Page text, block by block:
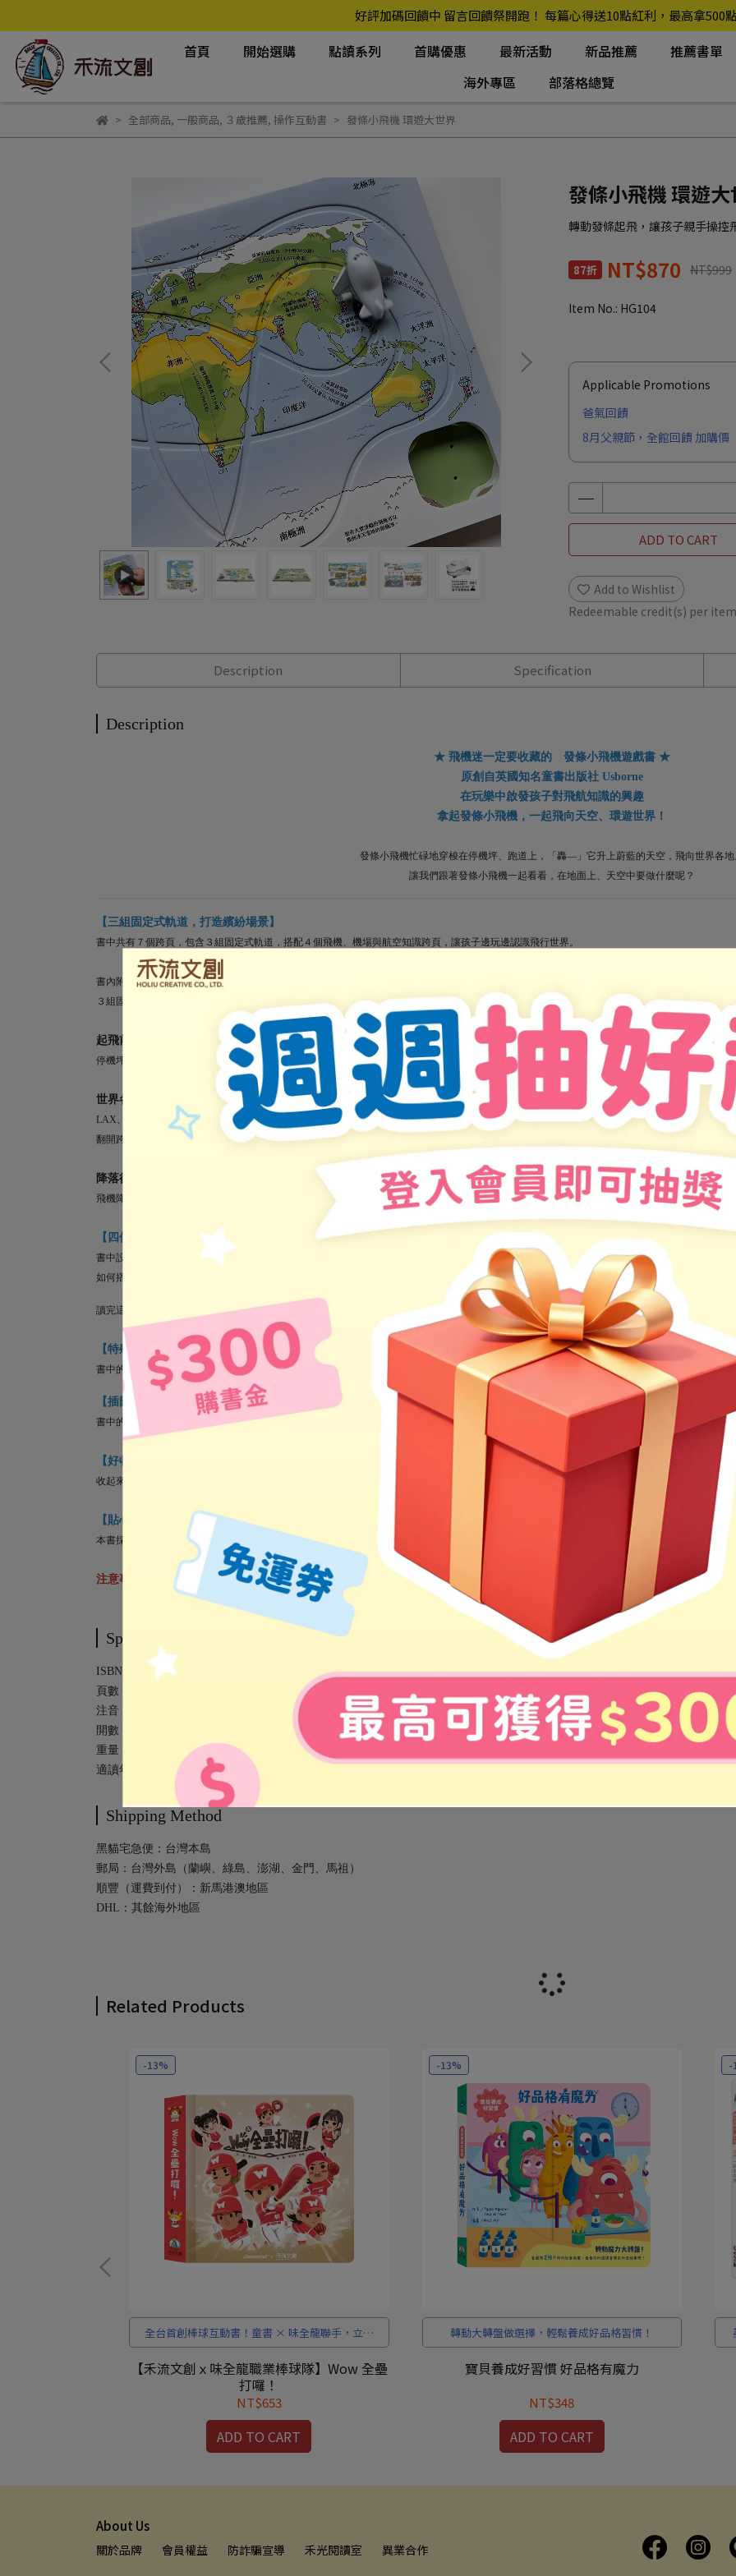
好評加碼回饋中 留言回饋祭開跑！ 每篇心得送10點紅利，最高拿500
首頁 開始選購 點讀系列 首購優惠 最新活動 新品推薦
推薦書單
海外專區
部落格總覽
全部商品, 一般商品, ３歲推薦, 操作互動書 發條小飛機 環遊大世界
發條小飛機 環遊
轉動發條起飛，讓孩子親手操控
87折 NT$870 NT$999
Item No.: HG104
Applicable Promotions
爸氣回饋
8月父親節，全館回饋 加購價
ADD TO CART
Add to Wishlist
Redeemable credit(s) per
Description Specification
Description
★ 飛機迷一定要收藏的 發條小飛機遊戲書 ★
原創自英國知名童書出版社 Usborne
在玩樂中啟發孩子對飛航知識的興趣
拿起發條小飛機，一起飛向天空、環遊世界！
發條小飛機忙碌地穿梭在停機坪、跑道上，「轟—」它升上蔚藍的天空，飛向世界各地
讓我們跟著發條小飛機一起看看，在地面上、天空中要做什麼呢？
【三組固定式軌道，打造繽紛場景】
書中共有７個跨頁，包含３組固定式軌道，搭配４個飛機、機場與航空知識跨頁，讓孩子邊玩邊認識飛行世界。
書內附上一台小飛機，孩子只要把小飛機放上軌道滑行，就能體會起飛、在空中飛行、以及降落的樂趣。
３組固定式軌道含停機坪跑道、空中航線、降落航道：
起飛前的停機坪與跑道：
停機坪停了好多飛機！加油、裝載行李……看看飛機在起飛之前都在忙些什麼，並將小飛機放上跑道滑行，準備起飛！
世界各地的機場：
LAX、NRT、AKL聽起來像密碼嗎？它們其實是世界各地機場的國際代碼！
翻開跨頁世界地圖，認識世界各地的機場，並把小飛機放上軌道環遊世界！
降落後的地面作業：
飛機降落之後，怎麼滑行到登機門？飛機上的行李怎麼移動到行李轉盤？離開機場之後要怎麼抵達市區？機場周圍有什麼呢？一起來看看飛機抵達
【四個知識內容跨頁，學習飛機小知識】
書中設計了4個知識性跨頁，介紹飛機與航空相關知識。孩子可以在玩樂中學到：
如何搭飛機、起飛前需要做哪些準備、飛機上有哪些服務、世界各地有哪些知名機場、降落時需要注意什麼，以及機場周邊的各種設施。
讀完這本書，孩子不只會搭飛機，還能了解飛機與航空界的實際運作。
【特殊的形狀凹槽，促進觸覺發展】
書中的軌道是依據小飛機下方輪軸設計的凹槽。推薦孩子動動小手，感受跑道的形狀，提升觸覺敏銳度，也可以沿著路徑畫出線條，提升手指、手
【插圖色彩鮮豔，知識吸收好容易】
書中的插圖使用鮮豔的藍、黃、綠等彩度較高的色彩，刺激嬰幼兒的視覺。插畫家描繪的飛機細節鮮豔又清楚，吸引孩子的注意力，讓孩子享受閱
【好收納的硬頁大開本，享受精彩的閱讀體驗】
收起來接近A4大小，打開卻是寬度超過60公分的硬頁大開本。方便收納，又能享受到美好的閱讀體驗。
【貼心圓角，為孩子的安全把關】
本書採用堅固耐翻、不易撕破厚紙板材質，還有貼心的圓角設計，不怕被紙割傷或被邊角刺傷。
注意事項：發條請轉四圈即可，以免小飛機受傷喔！
Specification
ISBN：9786267689783
頁數：14頁
注音：無
開數：24.4*31.5*4.5 cm
重量：1550 g
適讀年齡：3歲以上
Shipping Method
黑貓宅急便：台灣本島
郵局：台灣外島（蘭嶼、綠島、澎湖、金門、馬祖）
順豐（運費到付）：新馬港澳地區
DHL：其餘海外地區
Related Products
-13%
全台首創棒球互動書！童書 × 味全龍聯手，立體
機關 × 音效陪孩子熱血開賽。
【禾流文創ｘ味全龍職業棒球隊】Wow 全壘
打囉！
NT$653
ADD TO CART
-13%
轉動大轉盤做選擇，輕鬆養成好品格習慣！
寶貝養成好習慣 好品格有魔力
NT$348
ADD TO CART
-
About Us
關於品牌 會員權益 防詐騙宣導 禾光閱讀室 異業合作